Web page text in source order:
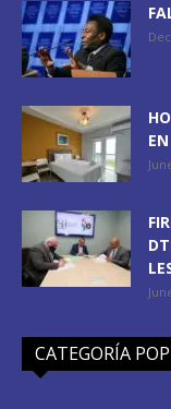
CATEGORÍA